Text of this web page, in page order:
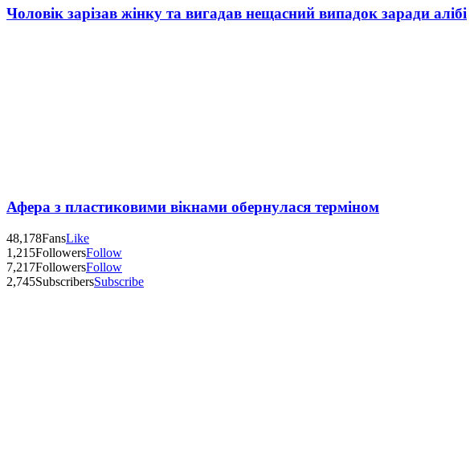
Чоловік зарізав жінку та вигадав нещасний випадок заради алібі
Афера з пластиковими вікнами обернулася терміном
48,178FansLike
1,215FollowersFollow
7,217FollowersFollow
2,745SubscribersSubscribe